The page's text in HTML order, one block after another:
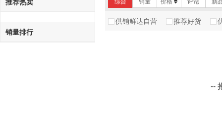
销量排行
供销鲜达自营 推荐好货
--